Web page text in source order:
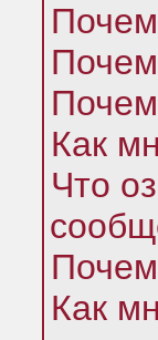
Как
Что
Как